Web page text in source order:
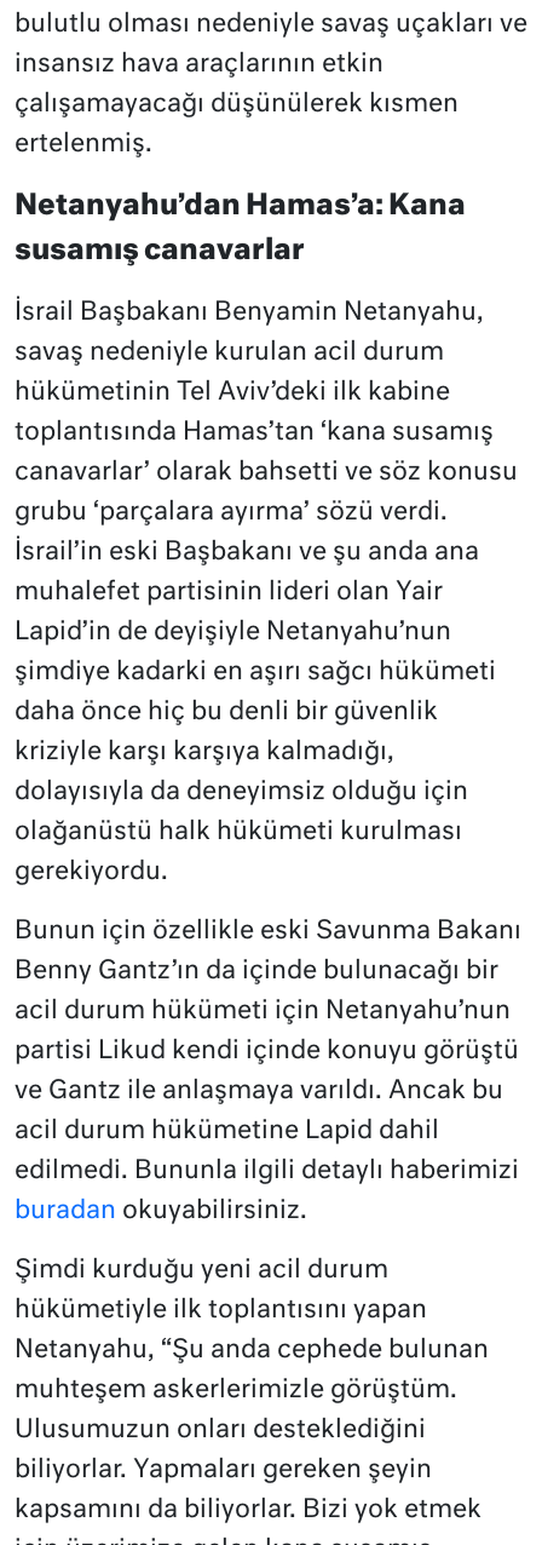
bulutlu olması nedeniyle savaş uçakları ve
insansız hava araçlarının etkin
çalışamayacağı düşünülerek kısmen
ertelenmiş.
Netanyahu’dan Hamas’a: Kana
susamış canavarlar
İsrail Başbakanı Benyamin Netanyahu,
savaş nedeniyle kurulan acil durum
hükümetinin Tel Aviv’deki ilk kabine
toplantısında Hamas’tan ‘kana susamış
canavarlar’ olarak bahsetti ve söz konusu
grubu ‘parçalara ayırma’ sözü verdi.
İsrail’in eski Başbakanı ve şu anda ana
muhalefet partisinin lideri olan Yair
Lapid’in de deyişiyle Netanyahu’nun
şimdiye kadarki en aşırı sağcı hükümeti
daha önce hiç bu denli bir güvenlik
kriziyle karşı karşıya kalmadığı,
dolayısıyla da deneyimsiz olduğu için
olağanüstü halk hükümeti kurulması
gerekiyordu.
Bunun için özellikle eski Savunma Bakanı
Benny Gantz’ın da içinde bulunacağı bir
acil durum hükümeti için Netanyahu’nun
partisi Likud kendi içinde konuyu görüştü
ve Gantz ile anlaşmaya varıldı. Ancak bu
acil durum hükümetine Lapid dahil
edilmedi. Bununla ilgili detaylı haberimizi
buradan okuyabilirsiniz.
Şimdi kurduğu yeni acil durum
hükümetiyle ilk toplantısını yapan
Netanyahu, “Şu anda cephede bulunan
muhteşem askerlerimizle görüştüm.
Ulusumuzun onları desteklediğini
biliyorlar. Yapmaları gereken şeyin
kapsamını da biliyorlar. Bizi yok etmek